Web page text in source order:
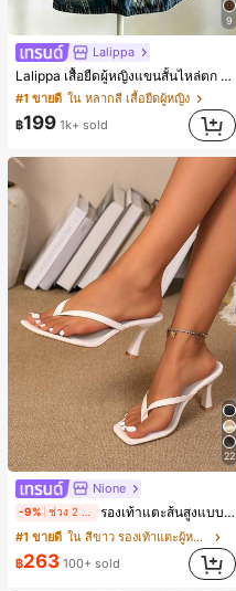
9
Lalippa
Lalippa เสื้อยืดผู้หญิงแขนสั้นไหล่ตก คอวีปกเสื้อ ลายพิมพ์ดิจิทัลลายทาง สไตล์สปอร์ตแฟชั่นมินิมอล ของขวัญสำหรับเพื่อน
#1 ขายดี ใน หลากสี เสื้อยืดผู้หญิง
฿199 1k+ sold
22
Nione
-9% รองเท้าแตะส้นสูงแบบคีบสำหรับผู้หญิง สไตล์คลาสสิก สีบล็อก สไตล์แฟรี่ฤดูร้อน ส้นเข็ม รองเท้าแตะแบบคีบ รองเท้าแตะชายหาดแฟชั่นสายไขว้ รองเท้าผู้หญิง สำหรับออฟฟิศ บ้าน กลางแจ้ง ดีไซน์หัวเหลี่ยม ชิคและหรูหรา สำหรับเดทไนท์
#1 ขายดี
ใน สีขาว รองเท้าแตะผู้หญิง
฿263 100+ sold